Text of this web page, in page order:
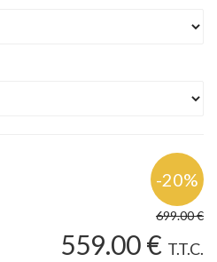
699.00€
559.00€ T.T.C.